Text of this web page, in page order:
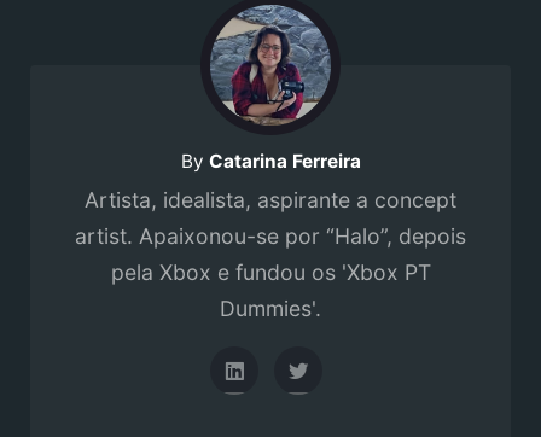
By Catarina Ferreira
Artista, idealista, aspirante a concept
artist. Apaixonou-se por “Halo”, depois
pela Xbox e fundou os 'Xbox PT
Dummies'.